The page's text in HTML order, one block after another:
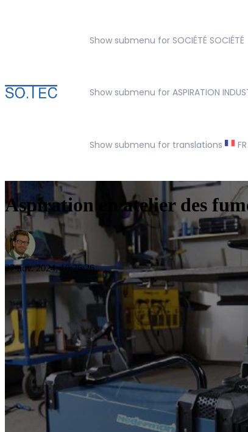
Show submenu for SOCIÉTÉ SOCIÉTÉ
Show submenu for ASPIRATION
Show submenu for translations FR
Aspiration en atelier des
27 nov. 2024, 10:26:26